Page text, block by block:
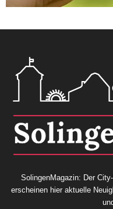
SolingenMagazin: Der
erscheinen hier aktuelle